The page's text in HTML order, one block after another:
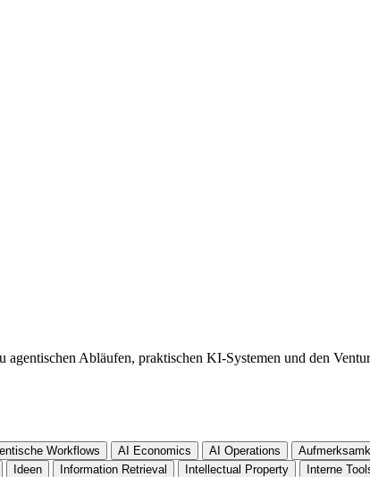
Abläufen, praktischen KI-Systemen und den
Workflows AI Economics AI Operations
Ideen Information Retrieval Intellectual Property Interne